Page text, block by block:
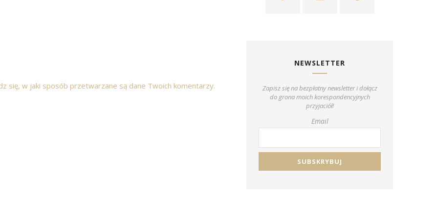
się, w jaki sposób przetwarzane są dane Twoich komentarzy.
NEWSLETTER
Zapisz się na bezpłatny newsletter i dołącz
do grona moich korespondencyjnych
przyjaciół!
Email